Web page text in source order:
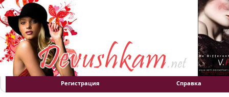
Регистрация Справка